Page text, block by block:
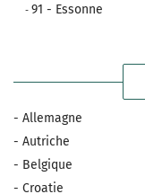
91 - Essonne
- Allemagne
- Autriche
- Belgique
- Croatie